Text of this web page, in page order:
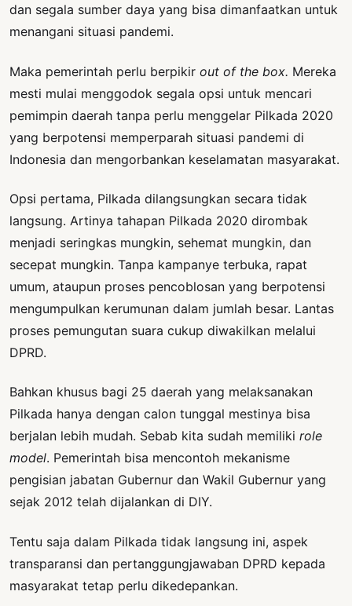
dan segala sumber daya yang bisa dimanfaatkan untuk
menangani situasi pandemi.
Maka pemerintah perlu berpikir out of the box. Mereka
mesti mulai menggodok segala opsi untuk mencari
pemimpin daerah tanpa perlu menggelar Pilkada 2020
yang berpotensi memperparah situasi pandemi di
Indonesia dan mengorbankan keselamatan masyarakat.
Opsi pertama, Pilkada dilangsungkan secara tidak
langsung. Artinya tahapan Pilkada 2020 dirombak
menjadi seringkas mungkin, sehemat mungkin, dan
secepat mungkin. Tanpa kampanye terbuka, rapat
umum, ataupun proses pencoblosan yang berpotensi
mengumpulkan kerumunan dalam jumlah besar. Lantas
proses pemungutan suara cukup diwakilkan melalui
DPRD.
Bahkan khusus bagi 25 daerah yang melaksanakan
Pilkada hanya dengan calon tunggal mestinya bisa
berjalan lebih mudah. Sebab kita sudah memiliki role
model. Pemerintah bisa mencontoh mekanisme
pengisian jabatan Gubernur dan Wakil Gubernur yang
sejak 2012 telah dijalankan di DIY.
Tentu saja dalam Pilkada tidak langsung ini, aspek
transparansi dan pertanggungjawaban DPRD kepada
masyarakat tetap perlu dikedepankan.